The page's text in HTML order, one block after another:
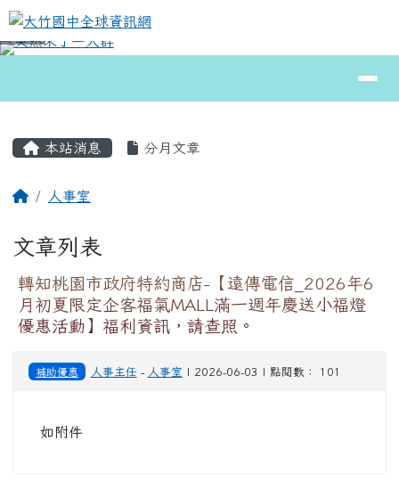
跳至主內容區
大竹國中全球資訊網
⏸
本站消息 分月文章
回首頁人事室
文章列表
轉知桃園市政府特約商店-【遠傳電信_2026年6
月初夏限定企客福氣MALL滿一週年慶送小福燈
優惠活動】福利資訊，請查照。
補助優惠 人事主任 - 人事室 | 2026-06-03 | 點閱數： 101
如附件